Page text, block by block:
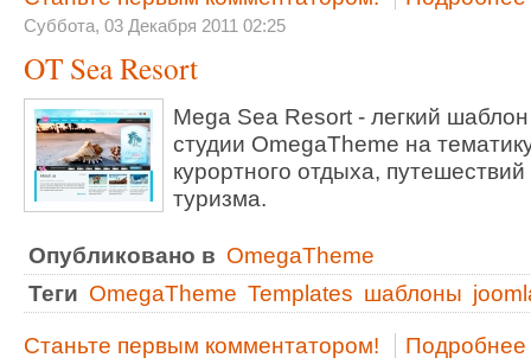
Суббота, 03 Декабря 2011 02:25
OT Sea Resort
Mega Sea Resort - легкий
студии OmegaTheme на
курортного отдыха, путешествий
туризма.
Опубликовано в OmegaTheme
Теги OmegaTheme Templates шаблоны
Станьте первым комментатором! Подробнее